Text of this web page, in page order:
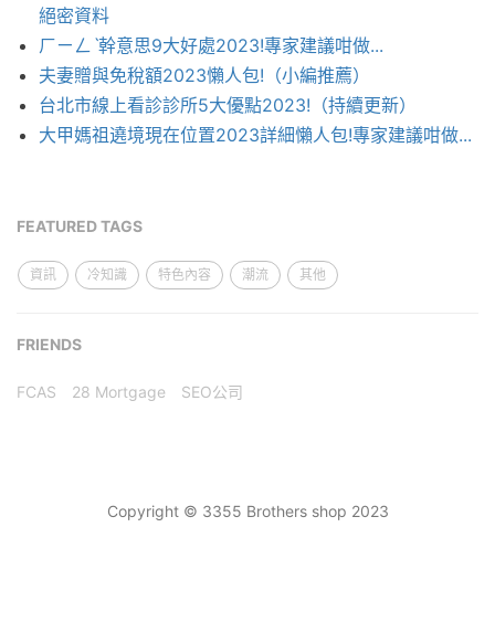
絕密資料
ㄏㄧㄥˋ幹意思9大好處2023!專家建議咁做...
夫妻贈與免稅額2023懶人包!（小編推薦）
台北市線上看診診所5大優點2023!（持續更新）
大甲媽祖遶境現在位置2023詳細懶人包!專家建議咁做...
FEATURED TAGS
資訊 冷知識 特色內容 潮流 其他
FRIENDS
FCAS 28 Mortgage SEO公司
Copyright © 3355 Brothers shop 2023